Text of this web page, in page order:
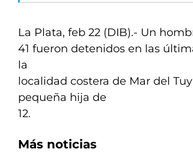
La Plata, feb 22 (DIB).- Un
41 fueron detenidos en las
la
localidad costera de Mar del
pequeña hija de
12.
Más noticias